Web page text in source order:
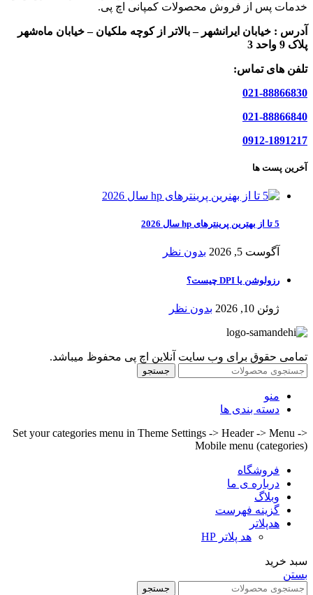
خدمات پس از فروش محصولات کمپانی اچ پی.
آدرس : خیابان ایرانشهر – بالاتر از کوچه ملکیان – خیابان ماه‌شهر
پلاک 9 واحد 3
تلفن های تماس:
021-88866830
021-88866840
0912-1891217
آخرین پست ها
5 تا از بهترین پرینترهای hp سال 2026
آگوست 5, 2026 بدون نظر
رزولوشن یا DPI چیست؟
ژوئن 10, 2026 بدون نظر
تمامی حقوق برای وب سایت آنلاین اچ پی محفوظ میباشد.
جستجو
منو
دسته بندی ها
Set your categories menu in Theme Settings -> Header -> Menu ->
Mobile menu (categories)
فروشگاه
درباره ی ما
وبلاگ
گزینه فهرست
هدپلاتر
هد پلاتر HP
سبد خرید
بستن
جستجو